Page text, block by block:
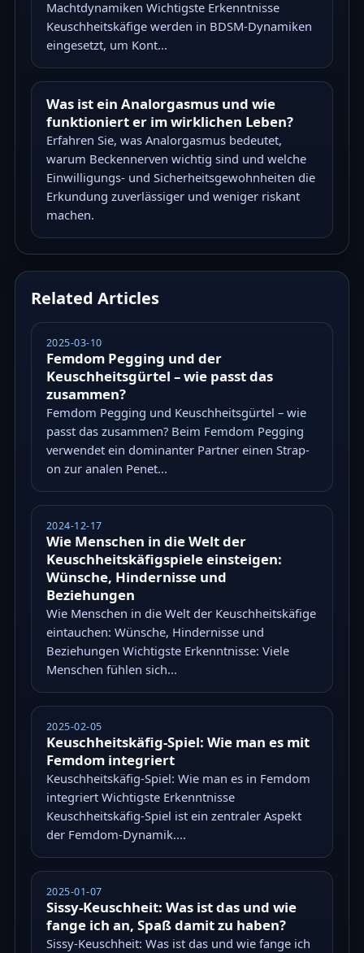
Machtdynamiken Wichtigste Erkenntnisse
Keuschheitskäfige werden in BDSM-Dynamiken
eingesetzt, um Kont...
Was ist ein Analorgasmus und wie
funktioniert er im wirklichen Leben?
Erfahren Sie, was Analorgasmus bedeutet,
warum Beckennerven wichtig sind und welche
Einwilligungs- und Sicherheitsgewohnheiten die
Erkundung zuverlässiger und weniger riskant
machen.
Related Articles
2025-03-10
Femdom Pegging und der
Keuschheitsgürtel – wie passt das
zusammen?
Femdom Pegging und Keuschheitsgürtel – wie
passt das zusammen? Beim Femdom Pegging
verwendet ein dominanter Partner einen Strap-
on zur analen Penet...
2024-12-17
Wie Menschen in die Welt der
Keuschheitskäfigspiele einsteigen:
Wünsche, Hindernisse und
Beziehungen
Wie Menschen in die Welt der Keuschheitskäfige
eintauchen: Wünsche, Hindernisse und
Beziehungen Wichtigste Erkenntnisse: Viele
Menschen fühlen sich...
2025-02-05
Keuschheitskäfig-Spiel: Wie man es mit
Femdom integriert
Keuschheitskäfig-Spiel: Wie man es in Femdom
integriert Wichtigste Erkenntnisse
Keuschheitskäfig-Spiel ist ein zentraler Aspekt
der Femdom-Dynamik....
2025-01-07
Sissy-Keuschheit: Was ist das und wie
fange ich an, Spaß damit zu haben?
Sissy-Keuschheit: Was ist das und wie fange ich